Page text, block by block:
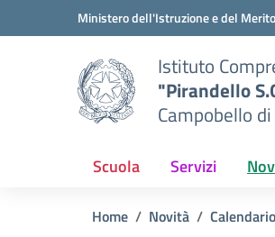
Vai ai contenuti
Vai al menu di navigazioneMinistero dell'Istruzione e del Merito
Istituto
"Pirandello
Campobello
Scuola Servizi
Home Novità